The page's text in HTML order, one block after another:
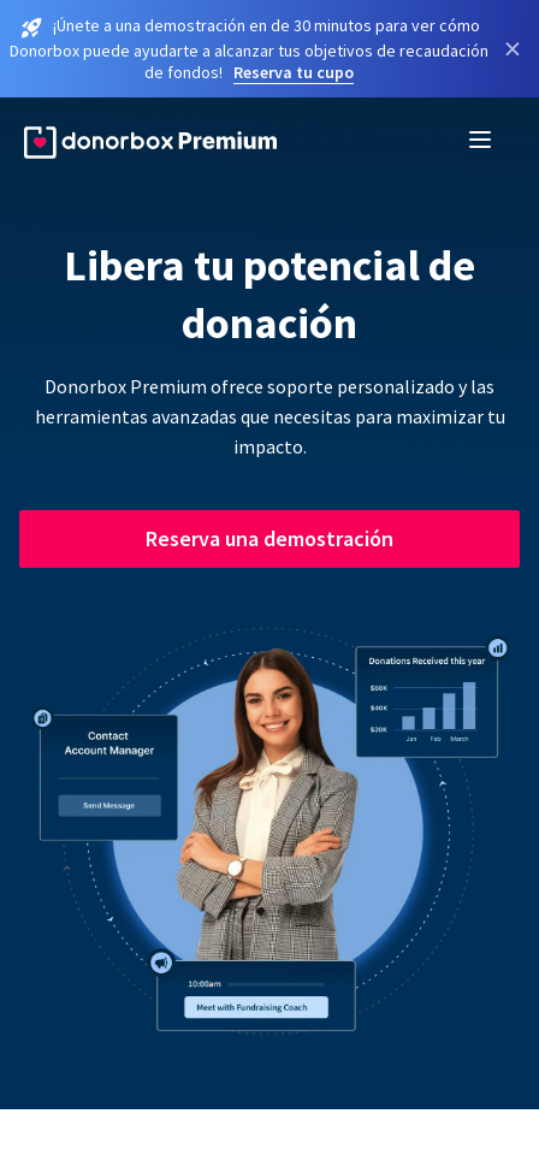
¡Únete a una demostración en de 30 minutos para ver cómo
Donorbox puede ayudarte a alcanzar tus objetivos de recaudación
de fondos!
Reserva tu cupo
×
Libera tu potencial de
donación
Donorbox Premium ofrece soporte personalizado y las
herramientas avanzadas que necesitas para maximizar tu
impacto.
Reserva una demostración